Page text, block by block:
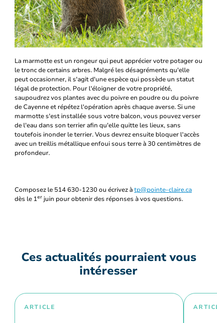
La marmotte est un rongeur qui peut apprécier votre potager ou
le tronc de certains arbres. Malgré les désagréments qu'elle
peut occasionner, il s'agit d'une espèce qui possède un statut
légal de protection. Pour l'éloigner de votre propriété,
saupoudrez vos plantes avec du poivre en poudre ou du poivre
de Cayenne et répétez l'opération après chaque averse. Si une
marmotte s'est installée sous votre balcon, vous pouvez verser
de l'eau dans son terrier afin qu'elle quitte les lieux, sans
toutefois inonder le terrier. Vous devrez ensuite bloquer l'accès
avec un treillis métallique enfoui sous terre à 30 centimètres de
profondeur.
Composez le 514 630-1230 ou écrivez àtp@pointe-claire.ca
dès le 1er juin pour obtenir des réponses à vos questions.
Ces actualités pourraient vous
intéresser
ARTICLE